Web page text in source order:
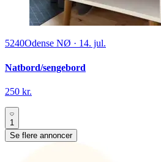
5240Odense NØ · 14. jul.
Natbord/sengebord
250 kr.
1
Se flere annoncer